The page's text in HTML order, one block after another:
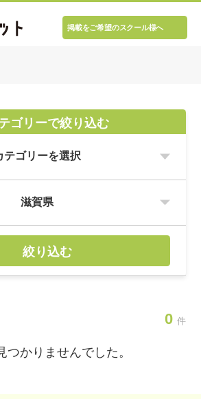
掲載をご希望のスクール様へ
ゴリーで絞り込む
絞り込む
0 件
つかりませんでした。